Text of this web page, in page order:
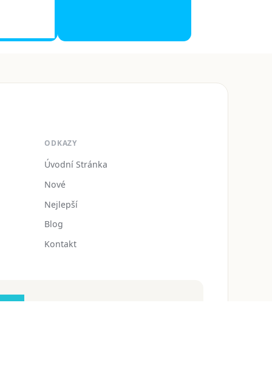
ODKAZY
Úvodní Stránka
Nové
Nejlepší
Blog
Kontakt